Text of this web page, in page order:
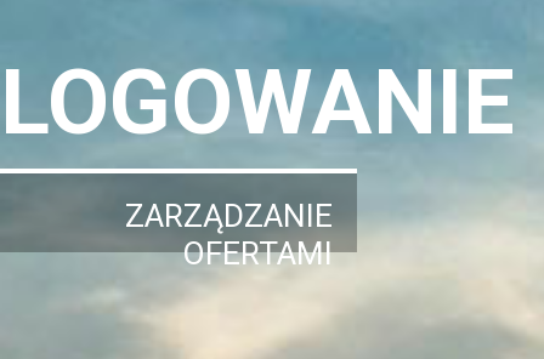
LOGOWANIE
ZARZĄDZANIE
OFERTAMI